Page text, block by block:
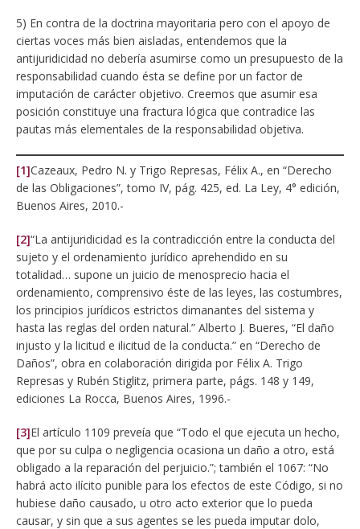
5) En contra de la doctrina mayoritaria pero con el apoyo de
ciertas voces más bien aisladas, entendemos que la
antijuridicidad no debería asumirse como un presupuesto de la
responsabilidad cuando ésta se define por un factor de
imputación de carácter objetivo. Creemos que asumir esa
posición constituye una fractura lógica que contradice las
pautas más elementales de la responsabilidad objetiva.
[1]Cazeaux, Pedro N. y Trigo Represas, Félix A., en “Derecho
de las Obligaciones”, tomo IV, pág. 425, ed. La Ley, 4° edición,
Buenos Aires, 2010.-
[2]“La antijuridicidad es la contradicción entre la conducta del
sujeto y el ordenamiento jurídico aprehendido en su
totalidad… supone un juicio de menosprecio hacia el
ordenamiento, comprensivo éste de las leyes, las costumbres,
los principios jurídicos estrictos dimanantes del sistema y
hasta las reglas del orden natural.” Alberto J. Bueres, “El daño
injusto y la licitud e ilicitud de la conducta.” en “Derecho de
Daños”, obra en colaboración dirigida por Félix A. Trigo
Represas y Rubén Stiglitz, primera parte, págs. 148 y 149,
ediciones La Rocca, Buenos Aires, 1996.-
[3]El artículo 1109 preveía que “Todo el que ejecuta un hecho,
que por su culpa o negligencia ocasiona un daño a otro, está
obligado a la reparación del perjuicio.”; también el 1067: “No
habrá acto ilícito punible para los efectos de este Código, si no
hubiese daño causado, u otro acto exterior que lo pueda
causar, y sin que a sus agentes se les pueda imputar dolo,